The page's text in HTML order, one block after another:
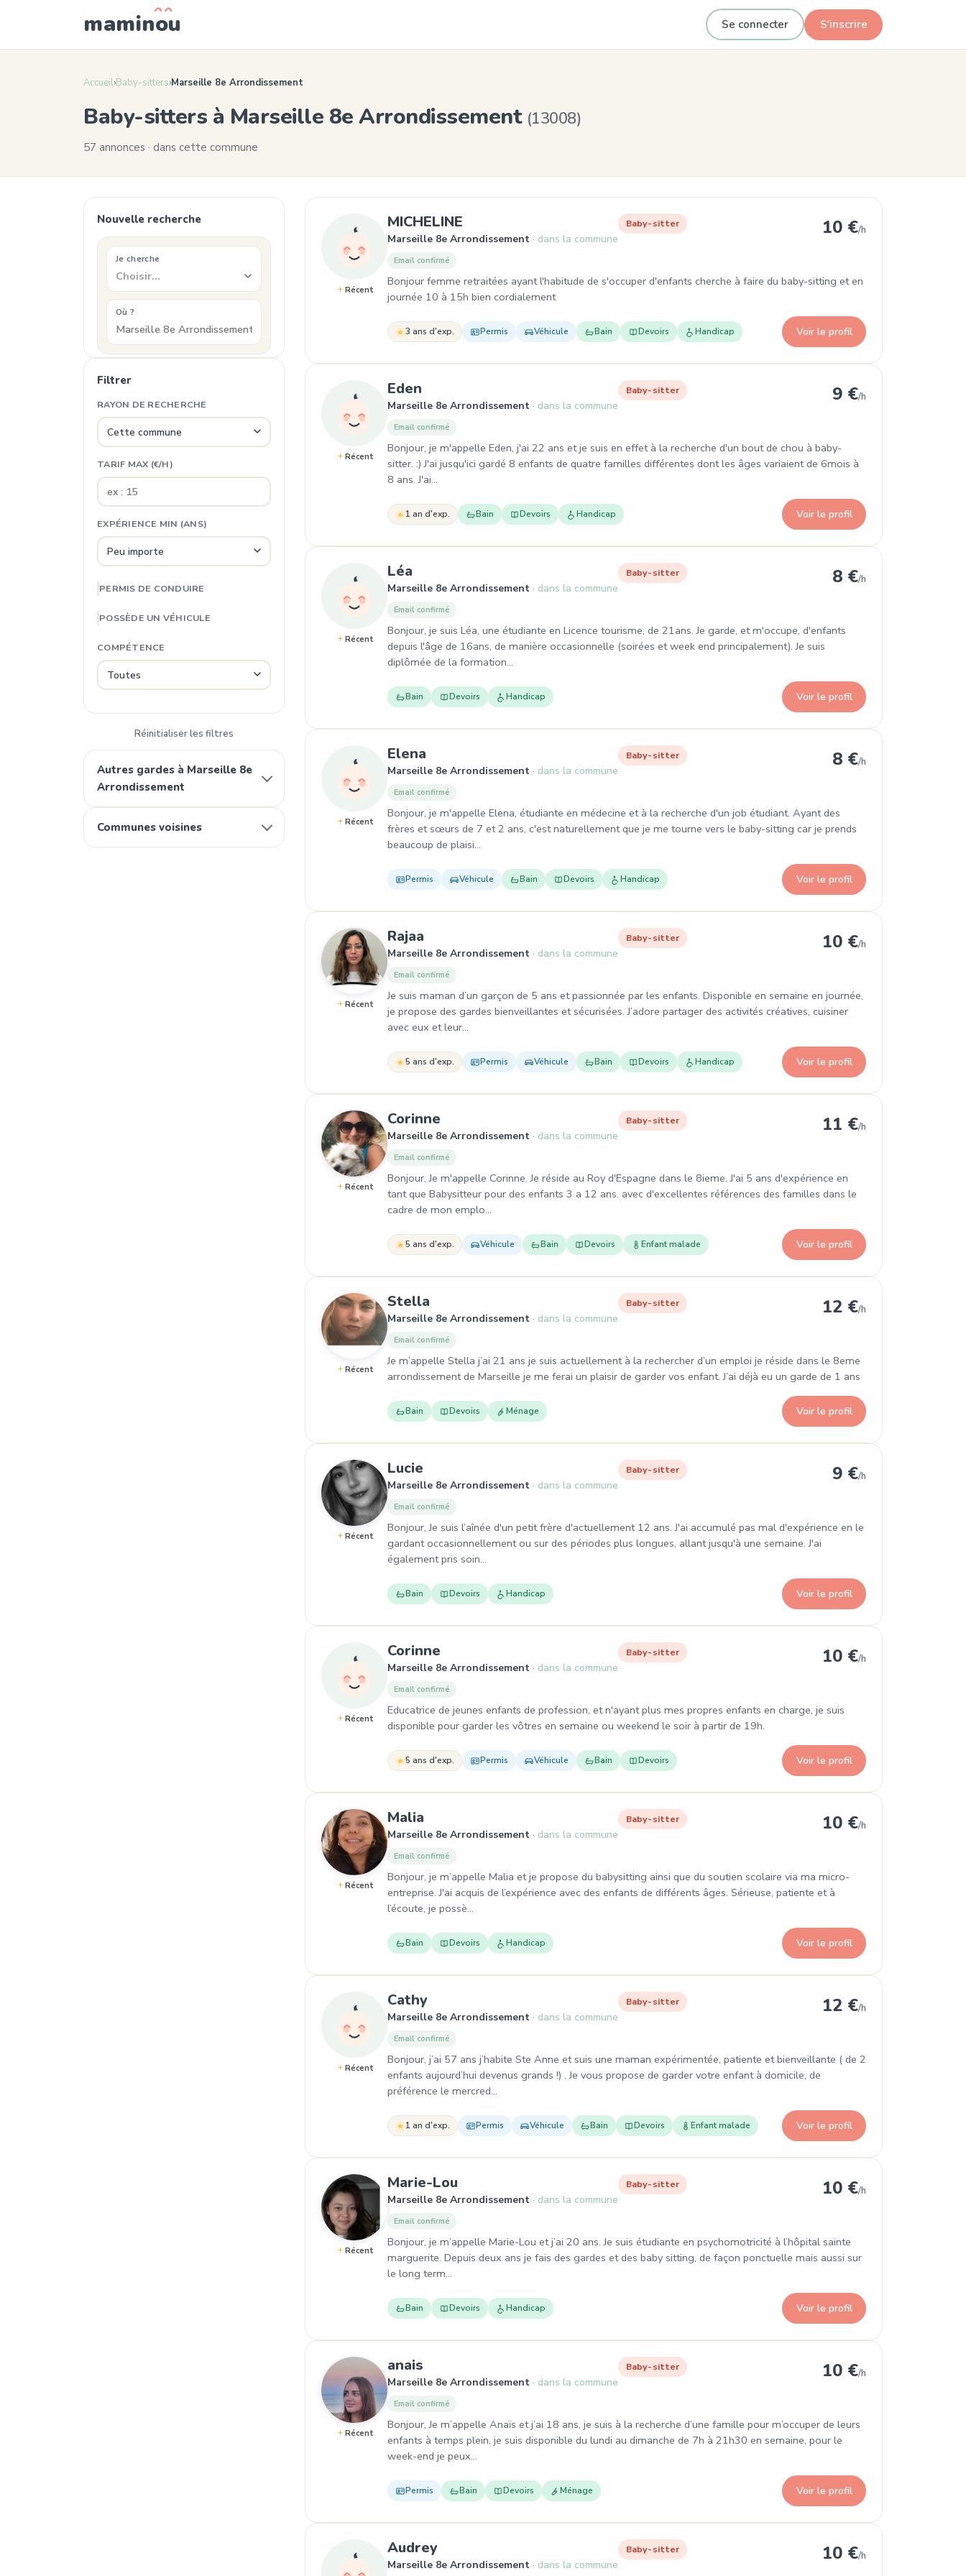
maminou Se connecter S'inscrire
Accueil›Baby-sitters›Marseille 8e Arrondissement
Baby-sitters à Marseille 8e Arrondissement (13008)
57 annonces · dans cette commune
Nouvelle recherche
Je cherche
Choisir…
Où ?
Filtrer
RAYON DE RECHERCHE
TARIF MAX (€/H)
EXPÉRIENCE MIN (ANS)
PERMIS DE CONDUIRE
POSSÈDE UN VÉHICULE
COMPÉTENCE
Réinitialiser les filtres
Autres gardes à Marseille 8e
Arrondissement
Communes voisines
Récent
MICHELINE , Baby-sitter à Marseille 8e Arrondissement
Marseille 8e Arrondissement dans la commune
Baby-sitter 10 €/h
Email confirmé
Bonjour femme retraitées ayant l'habitude de s'occuper d'enfants cherche à faire du baby-sitting et en
journée 10 à 15h bien cordialement
3 ans d'exp. Permis Véhicule Bain Devoirs Handicap Voir le profil
Récent
Eden , Baby-sitter à Marseille 8e Arrondissement
Marseille 8e Arrondissement dans la commune
Baby-sitter 9 €/h
Email confirmé
Bonjour, je m'appelle Eden, j'ai 22 ans et je suis en effet à la recherche d'un bout de chou à baby-
sitter. :) J'ai jusqu'ici gardé 8 enfants de quatre familles différentes dont les âges variaient de 6mois à
8 ans. J'ai…
1 an d'exp. Bain Devoirs Handicap Voir le profil
Récent
Léa , Baby-sitter à Marseille 8e Arrondissement
Marseille 8e Arrondissement dans la commune
Baby-sitter 8 €/h
Email confirmé
Bonjour, je suis Léa, une étudiante en Licence tourisme, de 21ans. Je garde, et m'occupe, d'enfants
depuis l'âge de 16ans, de manière occasionnelle (soirées et week end principalement). Je suis
diplômée de la formation…
Bain Devoirs Handicap Voir le profil
Récent
Elena , Baby-sitter à Marseille 8e Arrondissement
Marseille 8e Arrondissement dans la commune
Baby-sitter 8 €/h
Email confirmé
Bonjour, je m'appelle Elena, étudiante en médecine et à la recherche d'un job étudiant. Ayant des
frères et sœurs de 7 et 2 ans, c'est naturellement que je me tourne vers le baby-sitting car je prends
beaucoup de plaisi…
Permis Véhicule Bain Devoirs Handicap Voir le profil
Récent
Rajaa , Baby-sitter à Marseille 8e Arrondissement
Marseille 8e Arrondissement dans la commune
Baby-sitter 10 €/h
Email confirmé
Je suis maman d’un garçon de 5 ans et passionnée par les enfants. Disponible en semaine en journée,
je propose des gardes bienveillantes et sécurisées. J’adore partager des activités créatives, cuisiner
avec eux et leur…
5 ans d'exp. Permis Véhicule Bain Devoirs Handicap Voir le profil
Récent
Corinne , Baby-sitter à Marseille 8e Arrondissement
Marseille 8e Arrondissement dans la commune
Baby-sitter 11 €/h
Email confirmé
Bonjour, Je m'appelle Corinne. Je réside au Roy d'Espagne dans le 8ieme. J'ai 5 ans d'expérience en
tant que Babysitteur pour des enfants 3 a 12 ans. avec d'excellentes références des familles dans le
cadre de mon emplo…
5 ans d'exp. Véhicule Bain Devoirs Enfant malade Voir le profil
Récent
Stella , Baby-sitter à Marseille 8e Arrondissement
Marseille 8e Arrondissement dans la commune
Baby-sitter 12 €/h
Email confirmé
Je m’appelle Stella j’ai 21 ans je suis actuellement à la rechercher d’un emploi je réside dans le 8eme
arrondissement de Marseille je me ferai un plaisir de garder vos enfant. J’ai déjà eu un garde de 1 ans
Bain Devoirs Ménage Voir le profil
Récent
Lucie , Baby-sitter à Marseille 8e Arrondissement
Marseille 8e Arrondissement dans la commune
Baby-sitter 9 €/h
Email confirmé
Bonjour, Je suis l’aînée d'un petit frère d'actuellement 12 ans. J'ai accumulé pas mal d'expérience en le
gardant occasionnellement ou sur des périodes plus longues, allant jusqu'à une semaine. J'ai
également pris soin…
Bain Devoirs Handicap Voir le profil
Récent
Corinne , Baby-sitter à Marseille 8e Arrondissement
Marseille 8e Arrondissement dans la commune
Baby-sitter 10 €/h
Email confirmé
Educatrice de jeunes enfants de profession, et n'ayant plus mes propres enfants en charge, je suis
disponible pour garder les vôtres en semaine ou weekend le soir à partir de 19h.
5 ans d'exp. Permis Véhicule Bain Devoirs Voir le profil
Récent
Malia , Baby-sitter à Marseille 8e Arrondissement
Marseille 8e Arrondissement dans la commune
Baby-sitter 10 €/h
Email confirmé
Bonjour, je m’appelle Malia et je propose du babysitting ainsi que du soutien scolaire via ma micro-
entreprise. J'ai acquis de l’expérience avec des enfants de différents âges. Sérieuse, patiente et à
l’écoute, je possè…
Bain Devoirs Handicap Voir le profil
Récent
Cathy, Baby-sitter à Marseille 8e Arrondissement
Marseille 8e Arrondissement dans la commune
Baby-sitter 12 €/h
Email confirmé
Bonjour, j’ai 57 ans j’habite Ste Anne et suis une maman expérimentée, patiente et bienveillante ( de 2
enfants aujourd’hui devenus grands !) . Je vous propose de garder votre enfant à domicile, de
préférence le mercred…
1 an d'exp. Permis Véhicule Bain Devoirs Enfant malade Voir le profil
Récent
Marie-Lou , Baby-sitter à Marseille 8e Arrondissement
Marseille 8e Arrondissement dans la commune
Baby-sitter 10 €/h
Email confirmé
Bonjour, je m’appelle Marie-Lou et j’ai 20 ans. Je suis étudiante en psychomotricité à l’hôpital sainte
marguerite. Depuis deux ans je fais des gardes et des baby sitting, de façon ponctuelle mais aussi sur
le long term…
Bain Devoirs Handicap Voir le profil
Récent
anais , Baby-sitter à Marseille 8e Arrondissement
Marseille 8e Arrondissement dans la commune
Baby-sitter 10 €/h
Email confirmé
Bonjour, Je m’appelle Anaïs et j’ai 18 ans, je suis à la recherche d’une famille pour m’occuper de leurs
enfants à temps plein, je suis disponible du lundi au dimanche de 7h à 21h30 en semaine, pour le
week-end je peux…
Permis Bain Devoirs Ménage Voir le profil
Audrey, Baby-sitter à Marseille 8e Arrondissement
Marseille 8e Arrondissement dans la commune
Baby-sitter 10 €/h